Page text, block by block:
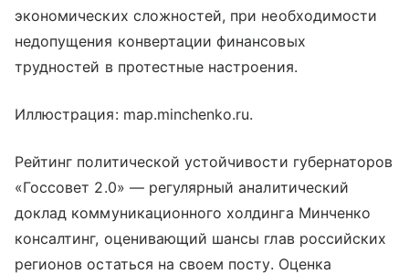
экономических сложностей, при необходимости
недопущения конвертации финансовых
трудностей в протестные настроения.
Иллюстрация: map.minchenko.ru.
Рейтинг политической устойчивости губернаторов
«Госсовет 2.0» — регулярный аналитический
доклад коммуникационного холдинга Минченко
консалтинг, оценивающий шансы глав российских
регионов остаться на своем посту. Оценка